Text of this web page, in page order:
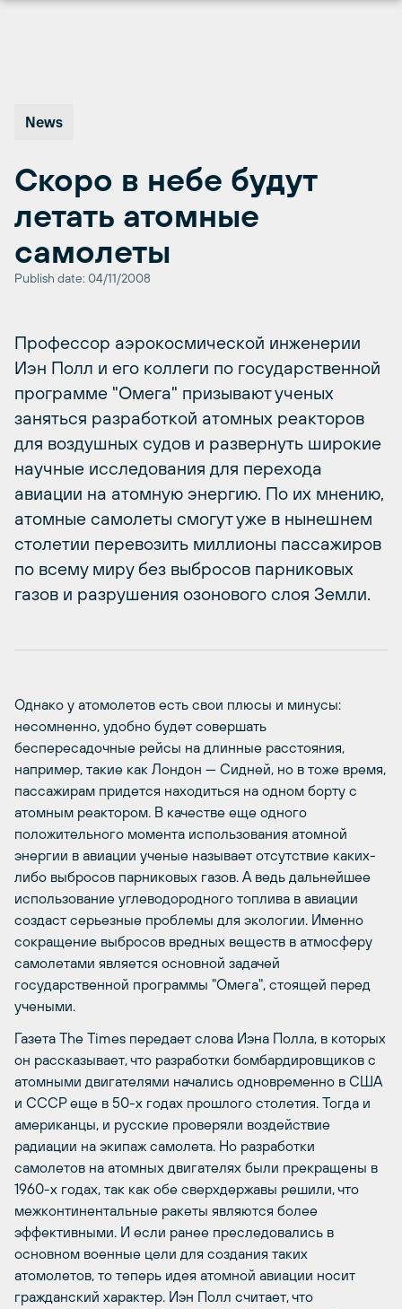
News
Скоро в небе будут
летать атомные
самолеты
Publish date: 04/11/2008
Профессор аэрокосмической инженерии
Иэн Полл и его коллеги по государственной
программе "Омега" призывают ученых
заняться разработкой атомных реакторов
для воздушных судов и развернуть широкие
научные исследования для перехода
авиации на атомную энергию. По их мнению,
атомные самолеты смогут уже в нынешнем
столетии перевозить миллионы пассажиров
по всему миру без выбросов парниковых
газов и разрушения озонового слоя Земли.
Однако у атомолетов есть свои плюсы и минусы:
несомненно, удобно будет совершать
беспересадочные рейсы на длинные расстояния,
например, такие как Лондон — Сидней, но в тоже время,
пассажирам придется находиться на одном борту с
атомным реактором. В качестве еще одного
положительного момента использования атомной
энергии в авиации ученые называет отсутствие каких-
либо выбросов парниковых газов. А ведь дальнейшее
использование углеводородного топлива в авиации
создаст серьезные проблемы для экологии. Именно
сокращение выбросов вредных веществ в атмосферу
самолетами является основной задачей
государственной программы "Омега", стоящей перед
учеными.
Газета The Times передает слова Иэна Полла, в которых
он рассказывает, что разработки бомбардировщиков с
атомными двигателями начались одновременно в США
и СССР еще в 50-х годах прошлого столетия. Тогда и
американцы, и русские проверяли воздействие
радиации на экипаж самолета. Но разработки
самолетов на атомных двигателях были прекращены в
1960-х годах, так как обе сверхдержавы решили, что
межконтинентальные ракеты являются более
эффективными. И если ранее преследовались в
основном военные цели для создания таких
атомолетов, то теперь идея атомной авиации носит
гражданский характер. Иэн Полл считает, что